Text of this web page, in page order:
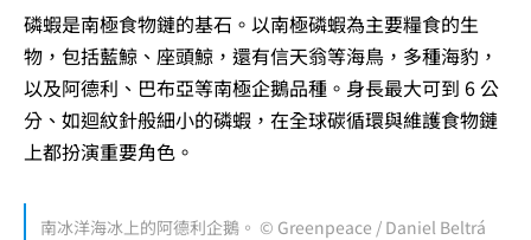
磷蝦是南極食物鏈的基石。以南極磷蝦為主要糧食的生
物，包括藍鯨、座頭鯨，還有信天翁等海鳥，多種海豹，
以及阿德利、巴布亞等南極企鵝品種。身長最大可到 6 公
分、如迴紋針般細小的磷蝦，在全球碳循環與維護食物鏈
上都扮演重要角色。
南冰洋海冰上的阿德利企鵝。 © Greenpeace / Daniel Beltrá